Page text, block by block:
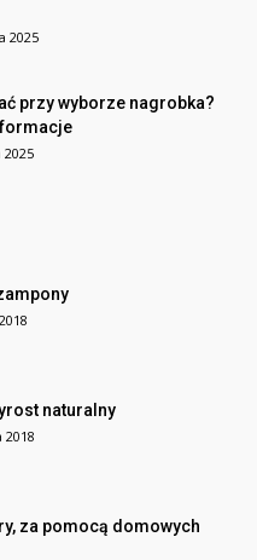
2025
przy wyborze nagrobka?
naturalny
2018
za pomocą domowych